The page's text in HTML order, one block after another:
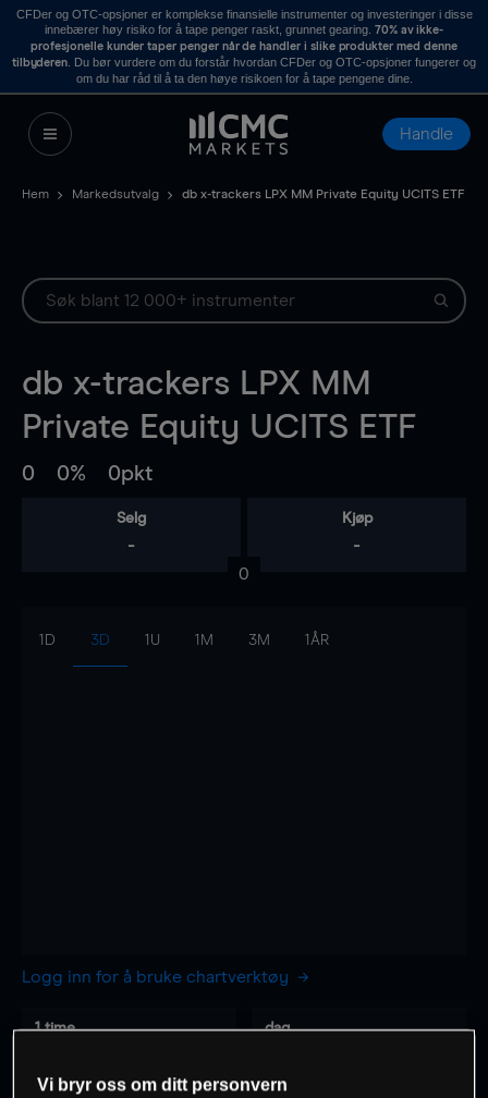
CFDer og OTC-opsjoner er komplekse finansielle instrumenter og investeringer i disse
innebærer høy risiko for å tape penger raskt, grunnet gearing. 70% av ikke-
profesjonelle kunder taper penger når de handler i slike produkter med denne
tilbyderen . Du bør vurdere om du forstår hvordan CFDer og OTC-opsjoner fungerer og
om du har råd til å ta den høye risikoen for å tape pengene dine.
Handle
Hem Markedsutvalg db x-trackers LPX MM Private Equity UCITS ETF
db x-trackers LPX MM
Private Equity UCITS ETF
0 0% 0pkt
Selg
-
Kjøp
-
0
1D 3D 1U 1M 3M 1ÅR
Logg inn for å bruke chartverktøy
1 time dag
Vi bryr oss om ditt personvern